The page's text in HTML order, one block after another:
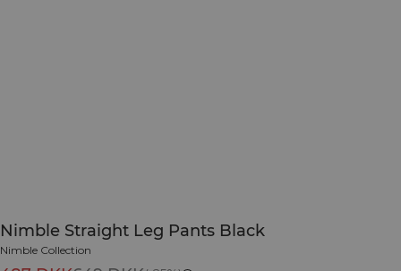
Nimble Straight Leg Pants Black
Nimble Collection